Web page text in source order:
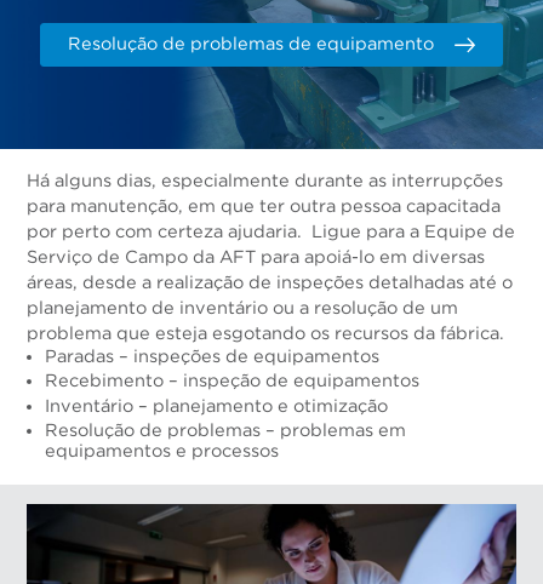
Resolução de problemas de equipamento
Há alguns dias, especialmente durante as interrupções
para manutenção, em que ter outra pessoa capacitada
por perto com certeza ajudaria. Ligue para a Equipe de
Serviço de Campo da AFT para apoiá-lo em diversas
áreas, desde a realização de inspeções detalhadas até o
planejamento de inventário ou a resolução de um
problema que esteja esgotando os recursos da fábrica.
Paradas – inspeções de equipamentos
Recebimento – inspeção de equipamentos
Inventário – planejamento e otimização
Resolução de problemas – problemas em
equipamentos e processos